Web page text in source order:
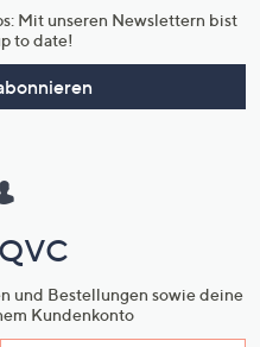
Mit unseren Newslettern bist
to date!
und Bestellungen sowie deine
Kundenkonto